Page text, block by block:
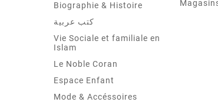
Biographie & Histoire
كتب عربية
Vie Sociale et familiale en
Islam
Le Noble Coran
Espace Enfant
Mode & Accéssoires